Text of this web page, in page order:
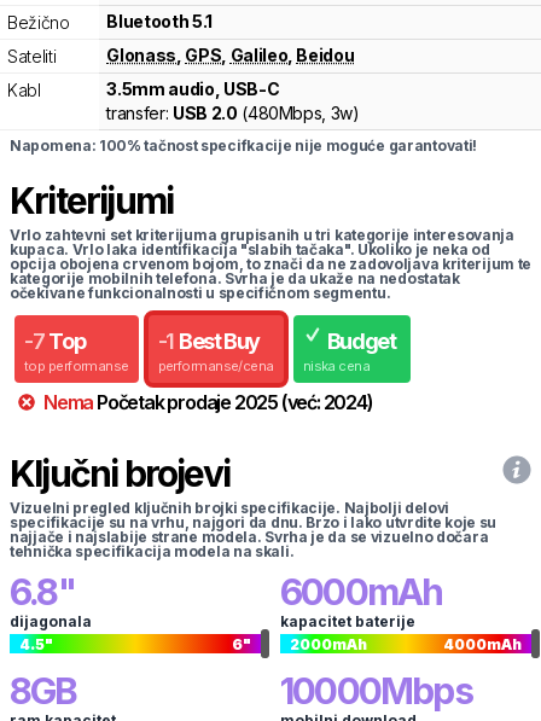
Bežično
Bluetooth 5.1
Sateliti
Glonass GPS Galileo Beidou
Kabl
3.5mm audio, USB-C
transfer: USB 2.0 (480Mbps, 3w)
Napomena: 100% tačnost specifkacije nije moguće garantovati!
Kriterijumi
Vrlo zahtevni set kriterijuma grupisanih u tri kategorije interesovanja
kupaca. Vrlo laka identifikacija "slabih tačaka". Ukoliko je neka od
opcija obojena crvenom bojom, to znači da ne zadovoljava kriterijum te
kategorije mobilnih telefona. Svrha je da ukaže na nedostatak
očekivane funkcionalnosti u specifičnom segmentu.
-7 Top
top performanse
-1 Best Buy
performanse/cena
Budget
niska cena
Nema Početak prodaje 2025 (već: 2024)
Ključni brojevi
Vizuelni pregled ključnih brojki specifikacije. Najbolji delovi
specifikacije su na vrhu, najgori da dnu. Brzo i lako utvrdite koje su
najjače i najslabije strane modela. Svrha je da se vizuelno dočara
tehnička specifikacija modela na skali.
6.8"
dijagonala
4.5" 6"
6000mAh
kapacitet baterije
2000mAh 4000mAh
8GB 10000Mbps